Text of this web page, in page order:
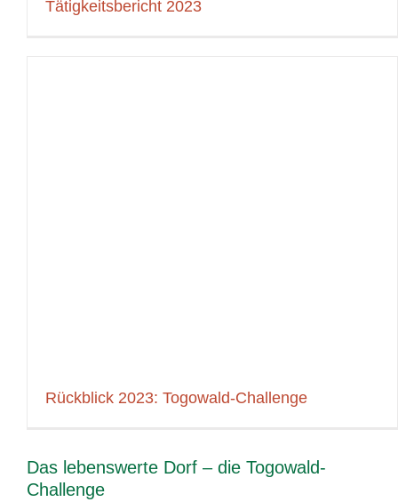
Tätigkeitsbericht 2023
Rückblick 2023: Togowald-Challenge
Das lebenswerte Dorf – die Togowald-
Challenge